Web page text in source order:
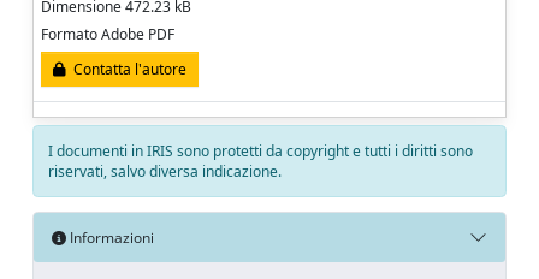
Dimensione 472.23 kB
Formato Adobe PDF
Contatta l'autore
I documenti in IRIS sono protetti da copyright e tutti i diritti sono
riservati, salvo diversa indicazione.
Informazioni